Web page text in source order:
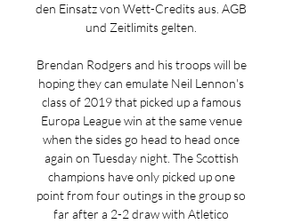
den Einsatz von Wett-Credits aus. AGB
und Zeitlimits gelten.
Brendan Rodgers and his troops will be
hoping they can emulate Neil Lennon's
class of 2019 that picked up a famous
Europa League win at the same venue
when the sides go head to head once
again on Tuesday night. The Scottish
champions have only picked up one
point from four outings in the group so
far after a 2-2 draw with Atletico